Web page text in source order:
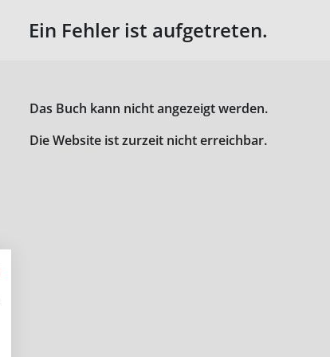
Ein Fehler ist aufgetreten.
Das Buch kann nicht angezeigt werden.
Die Website ist zurzeit nicht erreichbar.